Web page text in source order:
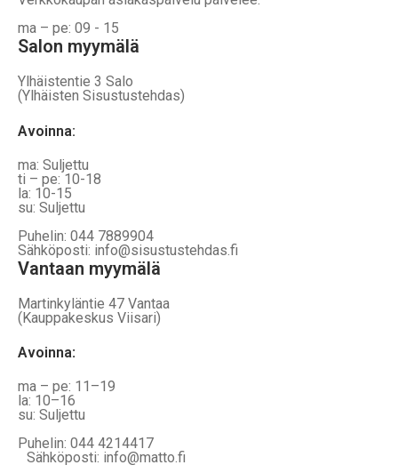
ma – pe: 09 - 15
Salon myymälä
Ylhäistentie 3 Salo
(Ylhäisten Sisustustehdas)
Avoinna:
ma: Suljettu
ti – pe: 10-18
la: 10-15
su: Suljettu
Puhelin: 044 7889904
Sähköposti: info@sisustustehdas.fi
Vantaan myymälä
Martinkyläntie 47 Vantaa
(Kauppakeskus Viisari)
Avoinna:
ma – pe: 11–19
la: 10–16
su: Suljettu
Puhelin: 044 4214417
Sähköposti: info@matto.fi